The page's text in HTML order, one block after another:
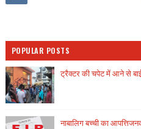
POPULAR POSTS
ट्रैक्टर की चपेट में आने से
नाबालिग बच्ची का